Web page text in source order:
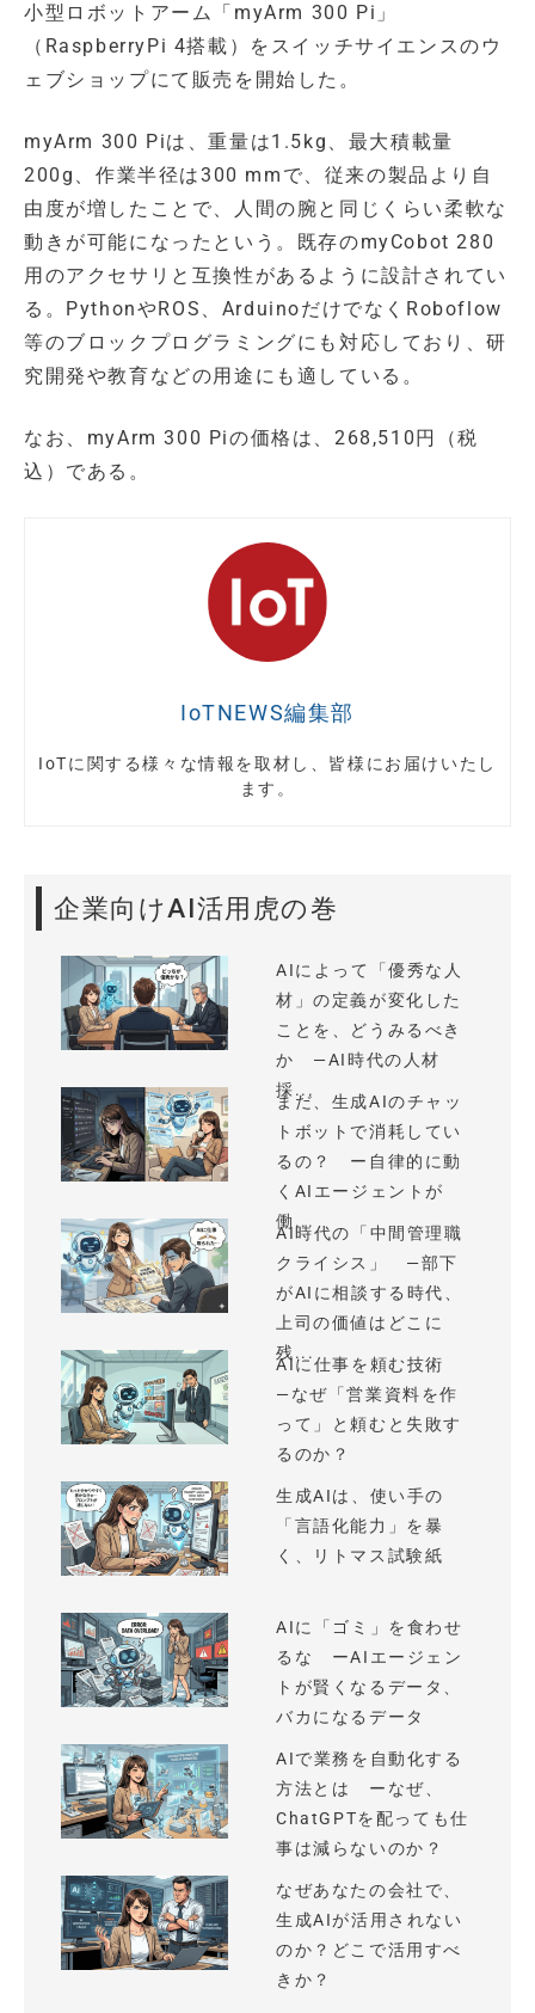
小型ロボットアーム「myArm 300 Pi」
（RaspberryPi 4搭載）をスイッチサイエンスのウ
ェブショップにて販売を開始した。
myArm 300 Piは、重量は1.5kg、最大積載量
200g、作業半径は300 mmで、従来の製品より自
由度が増したことで、人間の腕と同じくらい柔軟な
動きが可能になったという。既存のmyCobot 280
用のアクセサリと互換性があるように設計されてい
る。PythonやROS、ArduinoだけでなくRoboflow
等のブロックプログラミングにも対応しており、研
究開発や教育などの用途にも適している。
なお、myArm 300 Piの価格は、268,510円（税
込）である。
IoTNEWS編集部
IoTに関する様々な情報を取材し、皆様にお届けいたし
ます。
企業向けAI活用虎の巻
AIによって「優秀な人
材」の定義が変化した
ことを、どうみるべき
か —AI時代の人材
採...
まだ、生成AIのチャッ
トボットで消耗してい
るの？ ー自律的に動
くAIエージェントが
働...
AI時代の「中間管理職
クライシス」 —部下
がAIに相談する時代、
上司の価値はどこに
残...
AIに仕事を頼む技術
—なぜ「営業資料を作
って」と頼むと失敗す
るのか？
生成AIは、使い手の
「言語化能力」を暴
く、リトマス試験紙
AIに「ゴミ」を食わせ
るな ーAIエージェン
トが賢くなるデータ、
バカになるデータ
AIで業務を自動化する
方法とは ーなぜ、
ChatGPTを配っても仕
事は減らないのか？
なぜあなたの会社で、
生成AIが活用されない
のか？どこで活用すべ
きか？